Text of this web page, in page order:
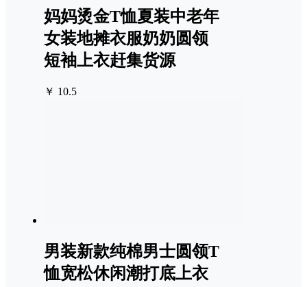
妈妈烫金T恤夏装中老年
女装地摊衣服奶奶圆领
短袖上衣赶集货源
￥ 10.5
男装新款纯棉男士圆领T
恤宽松休闲潮打底上衣